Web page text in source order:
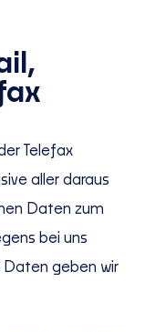
Telefax
aller daraus
Daten zum
bei uns
geben wir